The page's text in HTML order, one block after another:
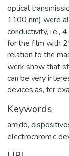
optical
1100 nm) were
conductivity, i.e.,
for the film with
relation to the
work show that
can be very
devices as, for
Keywords
amido,
electrochromic